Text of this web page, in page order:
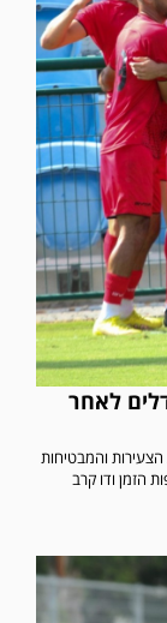
לאחר
והמבטיחות
בתוספות הזמן ודו קרב